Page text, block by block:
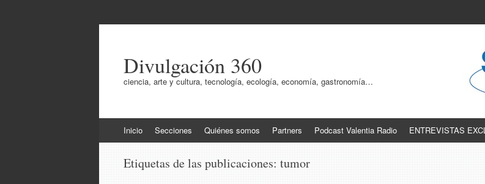
Divulgación 360
ciencia, arte y cultura, tecnología, ecología, economía, gastronomía…
al
Inicio Secciones Quiénes somos Partners Podcast Valentia Radio ENTREVISTAS
Etiquetas de las publicaciones: tumor